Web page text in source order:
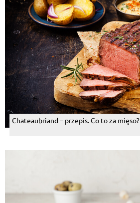
Chateaubriand – przepis. Co to za mięso?